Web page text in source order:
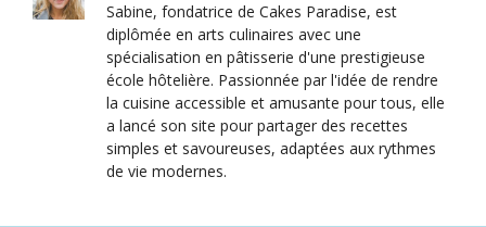
Sabine, fondatrice de Cakes Paradise, est
diplômée en arts culinaires avec une
spécialisation en pâtisserie d'une prestigieuse
école hôtelière. Passionnée par l'idée de rendre
la cuisine accessible et amusante pour tous, elle
a lancé son site pour partager des recettes
simples et savoureuses, adaptées aux rythmes
de vie modernes.